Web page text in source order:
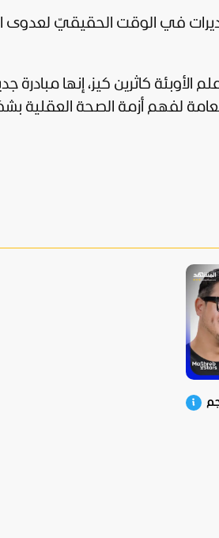
في الوقت الحقيقيّ لعدوى
كاثرين كيز، إنها مبادرة
لفهم أزمة الصحة العقلية